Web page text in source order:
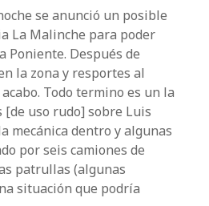
se anunció un posible
La Malinche para poder
Poniente. Después de
la zona y resportes al
Todo termino es un la
uso rudo] sobre Luis
mecánica dentro y algunas
por seis camiones de
patrullas (algunas
situación que podría